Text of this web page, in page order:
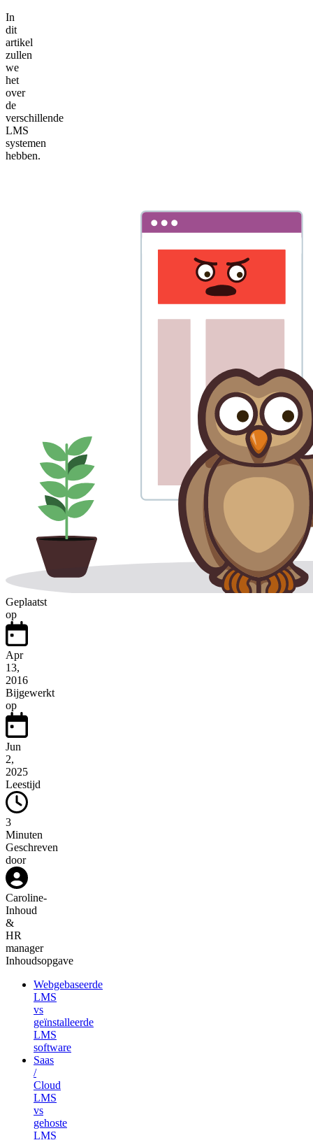
In
dit
artikel
zullen
we
het
over
de
verschillende
LMS
systemen
hebben.
Geplaatst
op
Apr
13,
2016
Bijgewerkt
op
Jun
2,
2025
Leestijd
3
Minuten
Geschreven
door
Caroline-
Inhoud
&
HR
manager
Inhoudsopgave
Webgebaseerde
LMS
vs
geïnstalleerde
LMS
software
Saas
/
Cloud
LMS
vs
gehoste
LMS